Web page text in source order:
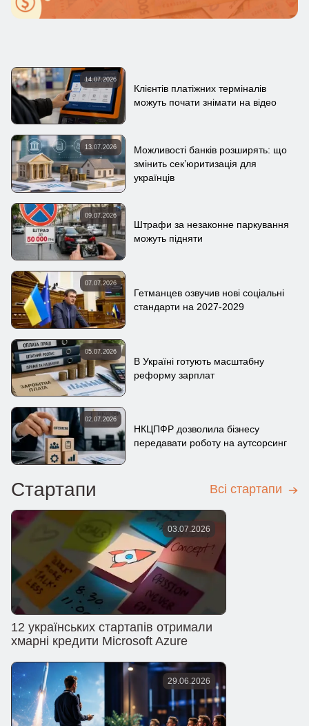
14.07.2026
Клієнтів платіжних терміналів
можуть почати знімати на відео
13.07.2026
Можливості банків розширять: що
змінить сек’юритизація для
українців
09.07.2026
Штрафи за незаконне паркування
можуть підняти
07.07.2026
Гетманцев озвучив нові соціальні
стандарти на 2027-2029
05.07.2026
В Україні готують масштабну
реформу зарплат
02.07.2026
НКЦПФР дозволила бізнесу
передавати роботу на аутсорсинг
Стартапи Всі стартапи
03.07.2026
12 українських стартапів отримали
хмарні кредити Microsoft Azure
29.06.2026